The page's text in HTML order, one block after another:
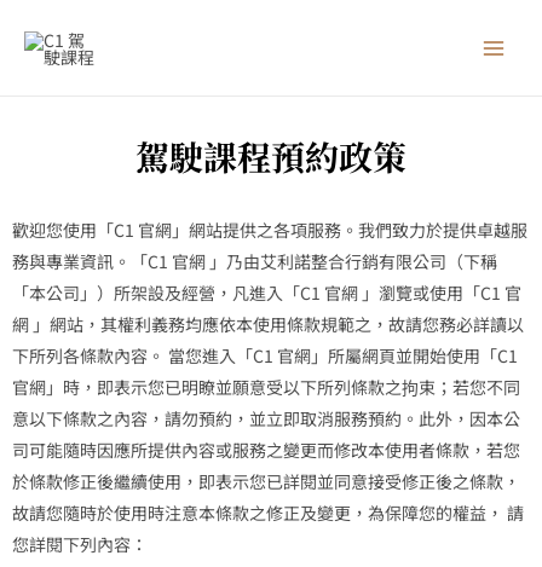
駕駛課程預約政策
歡迎您使用「C1 官網」網站提供之各項服務。我們致力於提供卓越服
務與專業資訊。「C1 官網 」乃由艾利諾整合行銷有限公司（下稱
「本公司」）所架設及經營，凡進入「C1 官網 」瀏覽或使用「C1 官
網 」網站，其權利義務均應依本使用條款規範之，故請您務必詳讀以
下所列各條款內容。 當您進入「C1 官網」所屬網頁並開始使用「C1
官網」時，即表示您已明瞭並願意受以下所列條款之拘束；若您不同
意以下條款之內容，請勿預約，並立即取消服務預約。此外，因本公
司可能隨時因應所提供內容或服務之變更而修改本使用者條款，若您
於條款修正後繼續使用，即表示您已詳閱並同意接受修正後之條款，
故請您隨時於使用時注意本條款之修正及變更，為保障您的權益， 請
您詳閱下列內容：